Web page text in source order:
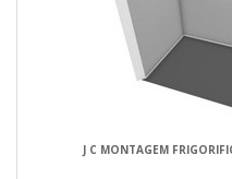
COMO ESCOLHER
ISOTÉRMICA?
Considere as necessidades
veículo e a eficiência
J C MONTAGEM